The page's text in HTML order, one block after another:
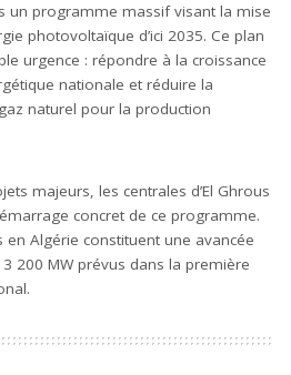
un programme massif visant la mise
photovoltaïque d’ici 2035. Ce plan
urgence : répondre à la croissance
nationale et réduire la
naturel pour la production
majeurs, les centrales d’El Ghrous
concret de ce programme.
en Algérie constituent une avancée
200 MW prévus dans la première